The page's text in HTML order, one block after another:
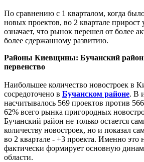
По сравнению с 1 кварталом, когда
новых проектов, во 2 квартале
означает, что рынок перешел от более
более сдержанному развитию.
Районы Киевщины: Бучанский район
первенство
Наибольшее количество новостроек в
сосредоточено в Бучанском районе. В
насчитывалось 569 проектов против
62% всего рынка пригородных
Бучанский район не только остается
количеству новостроек, но и показал
во 2 квартале - +3 проекта. Именно это
фактически формирует основную
области.